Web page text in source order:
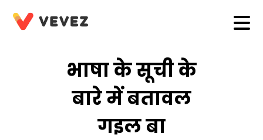
भाषा के सूची के
बारे में बतावल
गइल बा